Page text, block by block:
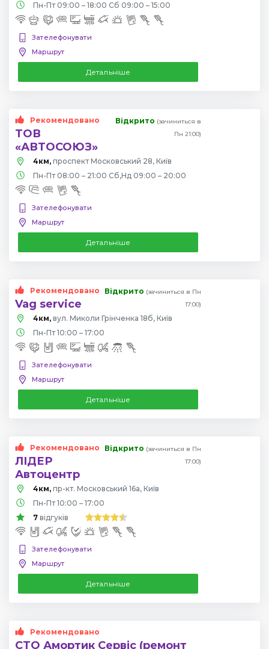
Пн-Пт 09:00 – 18:00 Сб 09:00 – 15:00
Зателефонувати
Маршрут
Детальніше
Рекомендовано
ТОВ
«АВТОСОЮЗ»
Відкрито (зачиниться в
Пн 21:00)
4км, проспект Московський 28, Київ
Пн-Пт 08:00 – 21:00 Сб,Нд 09:00 – 20:00
Зателефонувати
Маршрут
Детальніше
Рекомендовано
Vag service
Відкрито (зачиниться в Пн
17:00)
4км, вул. Миколи Грінченка 18б, Київ
Пн-Пт 10:00 – 17:00
Зателефонувати
Маршрут
Детальніше
Рекомендовано
ЛІДЕР
Автоцентр
Відкрито (зачиниться в Пн
17:00)
4км, пр-кт. Московський 16а, Київ
Пн-Пт 10:00 – 17:00
7 відгуків
Зателефонувати
Маршрут
Детальніше
Рекомендовано
СТО Амортик Сервіс (ремонт